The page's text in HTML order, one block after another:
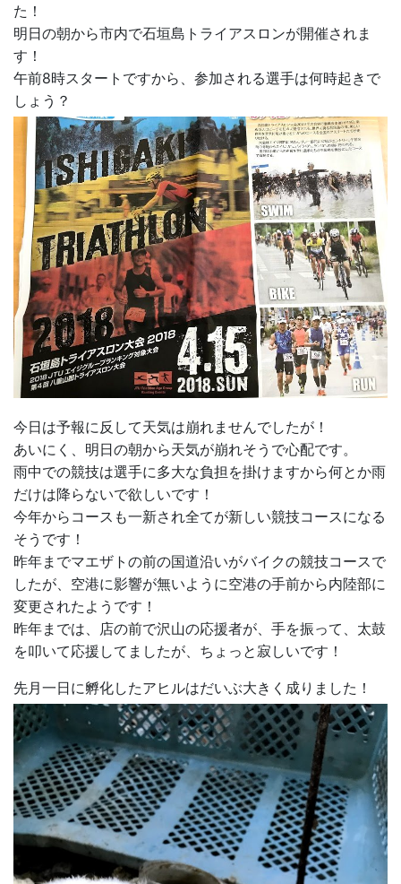
た！
明日の朝から市内で石垣島トライアスロンが開催されま
す！
午前8時スタートですから、参加される選手は何時起きで
しょう？
今日は予報に反して天気は崩れませんでしたが！
あいにく、明日の朝から天気が崩れそうで心配です。
雨中での競技は選手に多大な負担を掛けますから何とか雨
だけは降らないで欲しいです！
今年からコースも一新され全てが新しい競技コースになる
そうです！
昨年までマエザトの前の国道沿いがバイクの競技コースで
したが、空港に影響が無いように空港の手前から内陸部に
変更されたようです！
昨年までは、店の前で沢山の応援者が、手を振って、太鼓
を叩いて応援してましたが、ちょっと寂しいです！
先月一日に孵化したアヒルはだいぶ大きく成りました！